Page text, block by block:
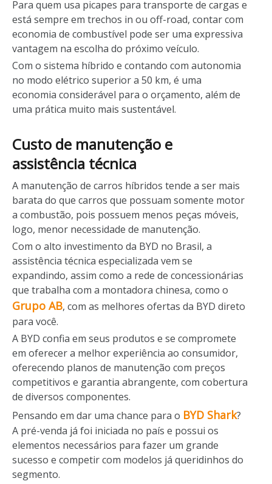
Para quem usa picapes para transporte de cargas e
está sempre em trechos in ou off-road, contar com
economia de combustível pode ser uma expressiva
vantagem na escolha do próximo veículo.
Com o sistema híbrido e contando com autonomia
no modo elétrico superior a 50 km, é uma
economia considerável para o orçamento, além de
uma prática muito mais sustentável.
Custo de manutenção e
assistência técnica
A manutenção de carros híbridos tende a ser mais
barata do que carros que possuam somente motor
a combustão, pois possuem menos peças móveis,
logo, menor necessidade de manutenção.
Com o alto investimento da BYD no Brasil, a
assistência técnica especializada vem se
expandindo, assim como a rede de concessionárias
que trabalha com a montadora chinesa, como o
Grupo AB, com as melhores ofertas da BYD direto
para você.
A BYD confia em seus produtos e se compromete
em oferecer a melhor experiência ao consumidor,
oferecendo planos de manutenção com preços
competitivos e garantia abrangente, com cobertura
de diversos componentes.
Pensando em dar uma chance para o BYD Shark?
A pré-venda já foi iniciada no país e possui os
elementos necessários para fazer um grande
sucesso e competir com modelos já queridinhos do
segmento.